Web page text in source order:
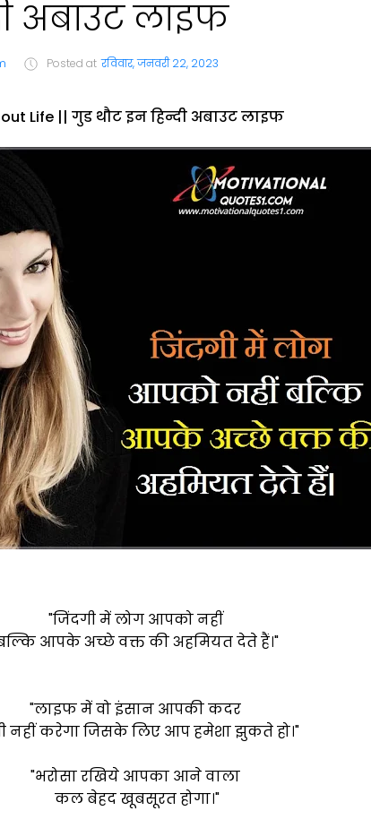
अबाउट लाइफ
Posted at रविवार, जनवरी 22, 2023
Life || गुड थौट इन हिन्दी अबाउट लाइफ
"जिंदगी में लोग आपको नहीं
आपके अच्छे वक्त की अहमियत देते हैं।"
"लाइफ में वो इंसान आपकी कदर
नहीं करेगा जिसके लिए आप हमेशा झुकते हो।"
"भरोसा रखिये आपका आने वाला
कल बेहद खूबसूरत होगा।"